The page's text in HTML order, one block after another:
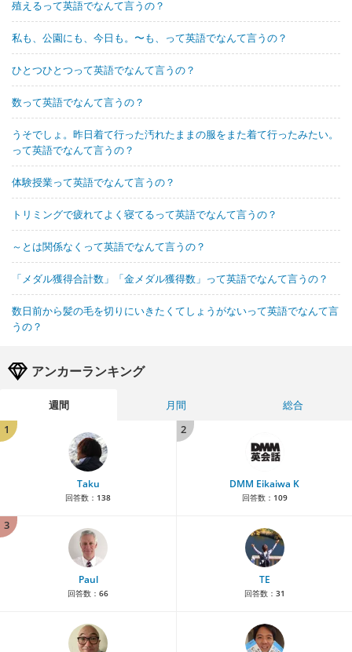
殖えるって英語でなんて言うの？
私も、公園にも、今日も。〜も、って英語でなんて言うの？
ひとつひとつって英語でなんて言うの？
数って英語でなんて言うの？
うそでしょ。昨日着て行った汚れたままの服をまた着て行ったみたい。
って英語でなんて言うの？
体験授業って英語でなんて言うの？
トリミングで疲れてよく寝てるって英語でなんて言うの？
～とは関係なくって英語でなんて言うの？
「メダル獲得合計数」「金メダル獲得数」って英語でなんて言うの？
数日前から髪の毛を切りにいきたくてしょうがないって英語でなんて言
うの？
アンカーランキング
週間 月間
総合
1
Taku
回答数： 138
2
DMM Eikaiwa K
回答数： 109
3
Paul
回答数： 66
TE
回答数： 31